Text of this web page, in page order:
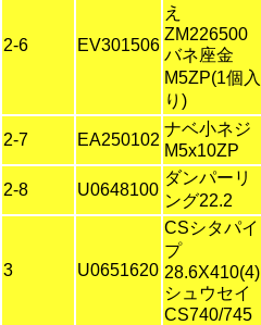
2-6 EV301506
え
ZM226500
バネ座金
M5ZP(1個入
り)
2-7 EA250102
ナベ小ネジ
M5x10ZP
2-8 U0648100
ダンパーリ
ング22.2
3 U0651620
CSシタパイ
プ
28.6X410(4)
シュウセイ
CS740/745